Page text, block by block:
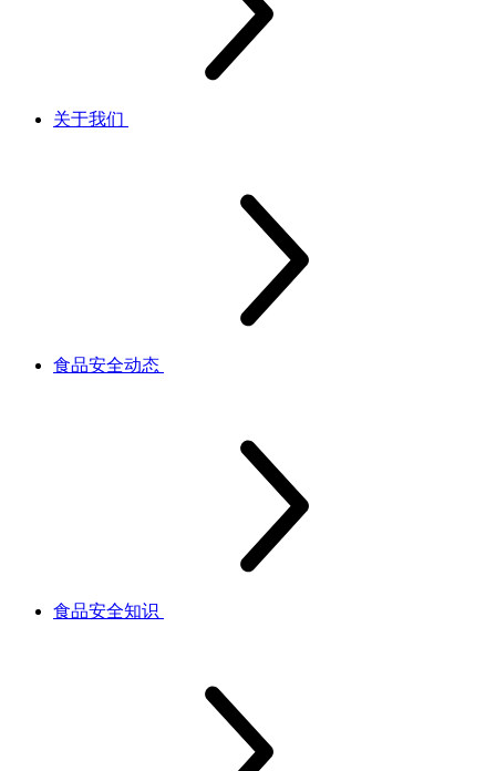
关于我们
食品安全动态
食品安全知识